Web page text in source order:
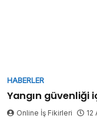
HABERLER
Yangın güvenliği
Online İş Fikirleri 12